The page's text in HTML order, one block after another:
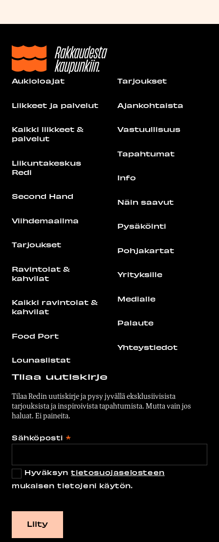
Aukioloajat
Liikkeet ja palvelut
Kaikki liikkeet &
palvelut
Liikuntakeskus
Redi
Second Hand
Viihdemaailma
Tarjoukset
Ravintolat &
kahvilat
Kaikki ravintolat &
kahvilat
Food Port
Lounaslistat
Tarjoukset
Ajankohtaista
Vastuullisuus
Tapahtumat
Info
Näin saavut
Pysäköinti
Pohjakartat
Yrityksille
Medialle
Palaute
Yhteystiedot
Tilaa uutiskirje
Tilaa Redin uutiskirje ja pysy jyvällä eksklusiivisista
tarjouksista ja inspiroivista tapahtumista. Mutta vain jos
haluat. Ei paineita.
Sähköposti *
Hyväksyntietosuojaselosteen
mukaisen tietojeni käytön.